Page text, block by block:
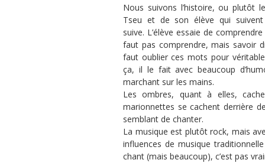
Nous suivons l’histoire, ou plutôt
Tseu et de son élève qui
suive. L’élève essaie de
faut pas comprendre, mais savoir
faut oublier ces mots pour
ça, il le fait avec beaucoup
marchant sur les mains.
Les ombres, quant à elles,
marionnettes se cachent derrière
semblant de chanter.
La musique est plutôt rock, mais
influences de musique
chant (mais beaucoup), c’est pas